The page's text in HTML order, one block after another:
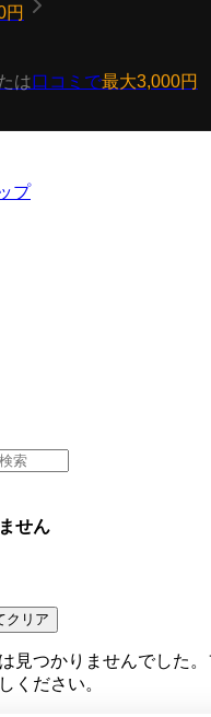
円
は口コミで最大3,000円
プ
せん
クリア
見つかりませんでした
ください。